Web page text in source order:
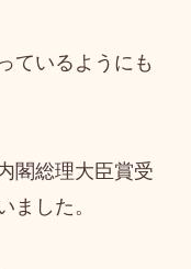
ているようにも
閣総理大臣賞受
ました。